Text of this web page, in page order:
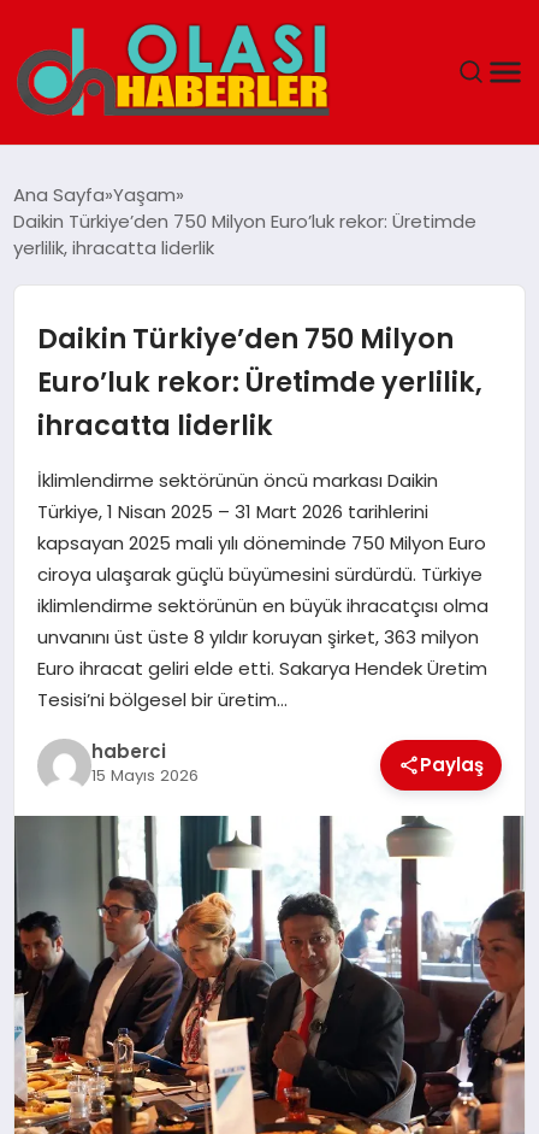
SPOR
TEKNOLOJI
YAŞAM
Ana Sayfa Yaşam
Daikin Türkiye’den 750 Milyon Euro’luk rekor: Üretimde
yerlilik, ihracatta liderlik
Daikin Türkiye’den 750 Milyon
Euro’luk rekor: Üretimde yerlilik,
ihracatta liderlik
İklimlendirme sektörünün öncü markası Daikin
Türkiye, 1 Nisan 2025 – 31 Mart 2026 tarihlerini
kapsayan 2025 mali yılı döneminde 750 Milyon Euro
ciroya ulaşarak güçlü büyümesini sürdürdü. Türkiye
iklimlendirme sektörünün en büyük ihracatçısı olma
unvanını üst üste 8 yıldır koruyan şirket, 363 milyon
Euro ihracat geliri elde etti. Sakarya Hendek Üretim
Tesisi’ni bölgesel bir üretim…
haberci
15 Mayıs 2026 Paylaş